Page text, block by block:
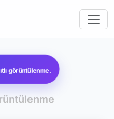
görüntülenme.